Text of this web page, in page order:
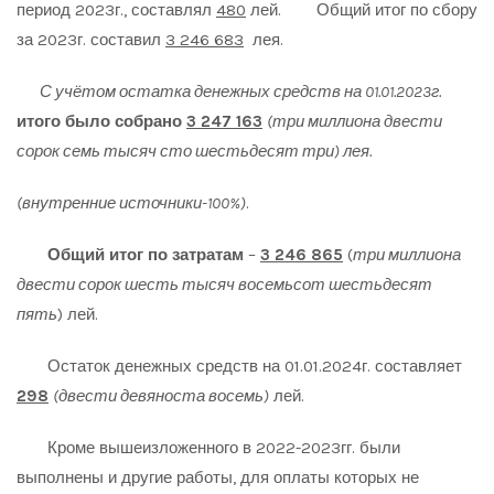
период 2023г., составлял 480 лей. Общий итог по сбору
за 2023г. составил 3 246 683 лея.
С учётом остатка денежных средств на 01.01.2023г.
итого было собрано 3 247 163 (три миллиона двести
сорок семь тысяч сто шестьдесят три) лея.
(внутренние источники-100%).
Общий итог по затратам – 3 246 865 (три миллиона
двести сорок шесть тысяч восемьсот шестьдесят
пять) лей.
Остаток денежных средств на 01.01.2024г. составляет
298 (двести девяноста восемь) лей.
Кроме вышеизложенного в 2022-2023гг. были
выполнены и другие работы, для оплаты которых не